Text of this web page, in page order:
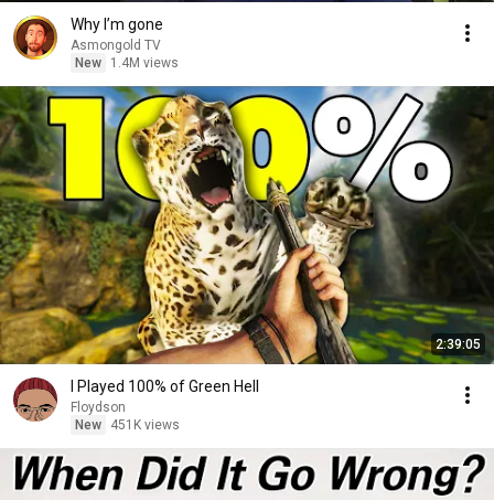
Why I’m gone
Asmongold TV
New
1.4M views
2:39:05
I Played 100% of Green Hell
Floydson
New
451K views